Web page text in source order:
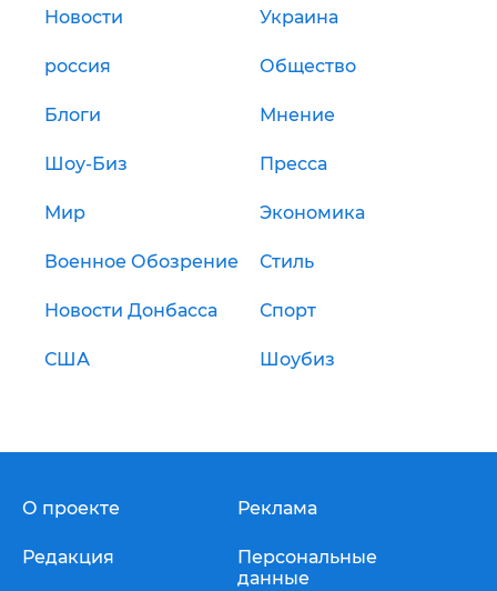
Новости Украина
россия Общество
Блоги Мнение
Шоу-Биз Пресса
Мир Экономика
Военное Обозрение Стиль
Новости Донбасса Спорт
США Шоубиз
О проекте
Редакция
Реклама
Персональные
данные